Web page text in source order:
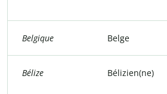
Belgique Belge
Bélize Bélizien(ne)